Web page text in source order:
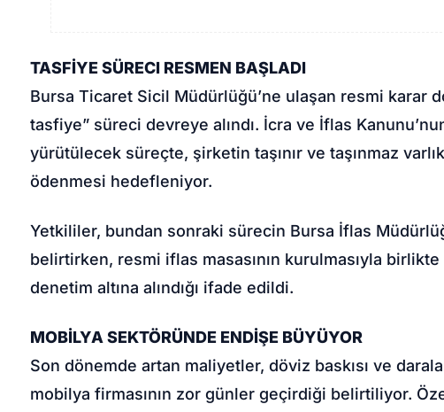
TASFİYE SÜRECI RESMEN BAŞLADI
Bursa Ticaret Sicil Müdürlüğü’ne ulaşan resmi karar
tasfiye” süreci devreye alındı. İcra ve İflas
yürütülecek süreçte, şirketin taşınır ve taşınmaz
ödenmesi hedefleniyor.
Yetkililer, bundan sonraki sürecin Bursa İflas
belirtirken, resmi iflas masasının kurulmasıyla
denetim altına alındığı ifade edildi.
MOBİLYA SEKTÖRÜNDE ENDİŞE BÜYÜYOR
Son dönemde artan maliyetler, döviz baskısı ve
mobilya firmasının zor günler geçirdiği belirtiliyor.